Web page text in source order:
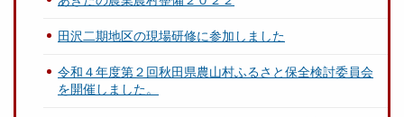
田沢二期地区の現場研修に参加しました
令和４年度第２回秋田県農山村ふるさと保全検討委員会
を開催しました。